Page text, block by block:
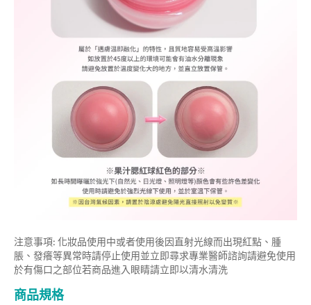
注意事項: 化妝品使用中或者使用後因直射光線而出現紅點、腫
脹、發癢等異常時請停止使用並立即尋求專業醫師諮詢請避免使用
於有傷口之部位若商品進入眼睛請立即以清水清洗
商品規格